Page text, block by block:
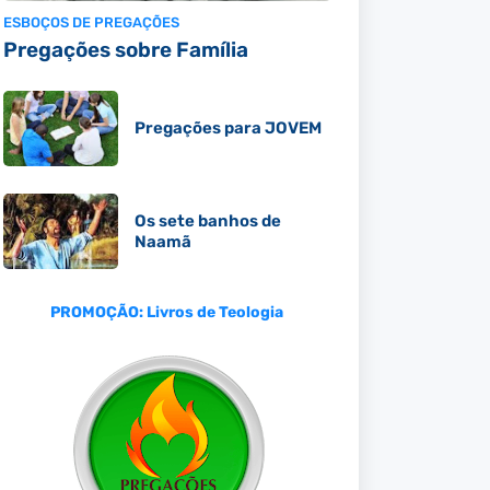
ESBOÇOS DE PREGAÇÕES
Pregações sobre Família
Pregações para JOVEM
Os sete banhos de
Naamã
PROMOÇÃO: Livros de Teologia